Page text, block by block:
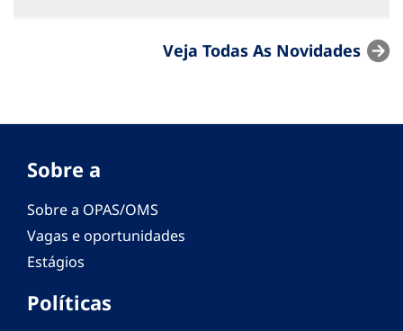
Veja Todas As Novidades
Sobre a
Sobre a OPAS/OMS
Vagas e oportunidades
Estágios
Políticas